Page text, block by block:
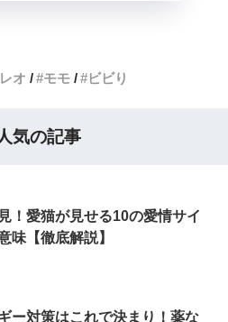
レオ モモ ビビり
気の記事
！愛猫が見せる10の愛情サイ
味【徹底解説】
ー対策はこれで決まり！薬な